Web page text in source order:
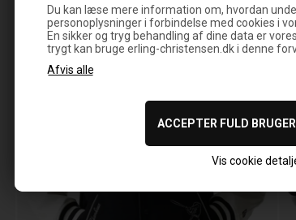
Du kan læse mere information om, hvordan
personoplysninger i forbindelse med cookies i
En sikker og tryg behandling af dine data er
trygt kan bruge erling-christensen.dk i denne
Vis cookie